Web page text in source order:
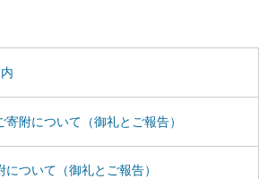
附について（御礼とご報告）
ついて（御礼とご報告）